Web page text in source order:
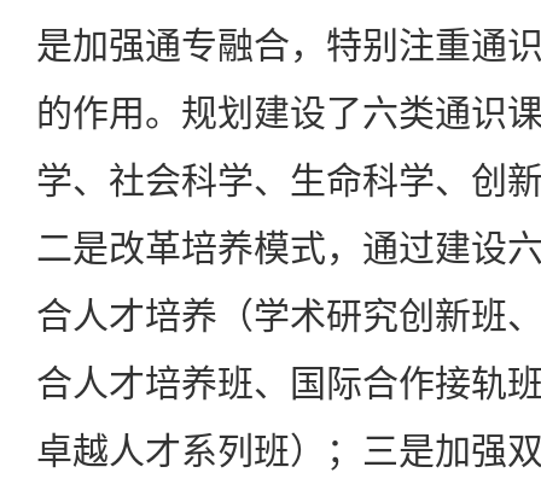
是加强通专融合，特别注重通
的作用。规划建设了六类通识
学、社会科学、生命科学、创
二是改革培养模式，通过建设
合人才培养（学术研究创新班
合人才培养班、国际合作接轨
卓越人才系列班）；三是加强